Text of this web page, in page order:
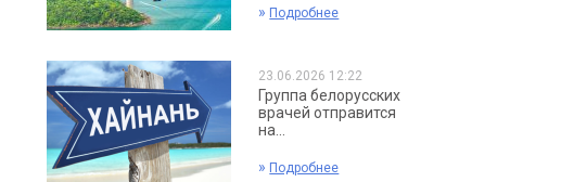
» Подробнее
23.06.2026 12:22
Группа белорусских
врачей отправится
на...
» Подробнее